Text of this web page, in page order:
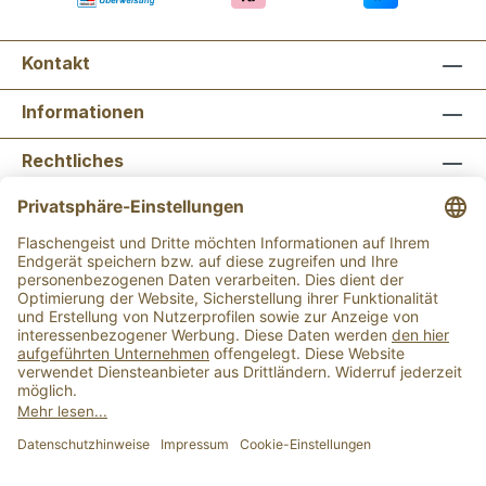
Kontakt
Informationen
Rechtliches
Newsletter abonnieren
Flaschengeist Bonn Flaschengeist Münster
Alle Preise inkl. gesetzl. Mehrwertsteuer zzgl.
Versandkosten